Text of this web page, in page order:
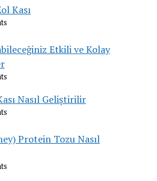
Kası
Etkili ve Kolay
Nasıl Geliştirilir
Protein Tozu Nasıl